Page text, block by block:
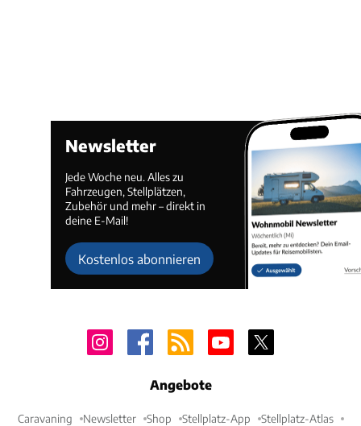
Newsletter
Jede Woche neu. Alles zu
Fahrzeugen, Stellplätzen,
Zubehör und mehr – direkt in
deine E-Mail!
Kostenlos abonnieren
Angebote
Caravaning Newsletter Shop Stellplatz-App Stellplatz-Atlas